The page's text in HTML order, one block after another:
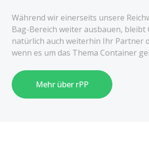
Während wir einerseits unsere
Bag-Bereich weiter ausbauen, bleibt
natürlich auch weiterhin Ihr Partner
wenn es um das Thema Container
Mehr über rPP